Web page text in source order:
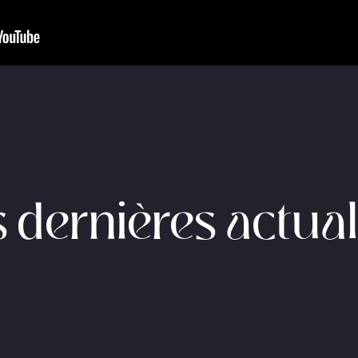
dernières